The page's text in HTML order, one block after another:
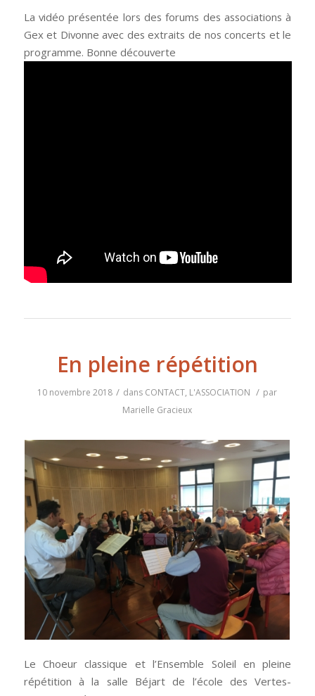
La vidéo présentée lors des forums des associations à
Gex et Divonne avec des extraits de nos concerts et le
programme. Bonne découverte
En pleine répétition
10 novembre 2018 / dans CONTACT, L'ASSOCIATION / par
Marielle Gracieux
Le Choeur classique et l’Ensemble Soleil en pleine
répétition à la salle Béjart de l’école des Vertes-